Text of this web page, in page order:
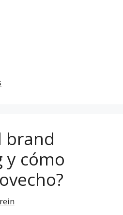
brand
y cómo